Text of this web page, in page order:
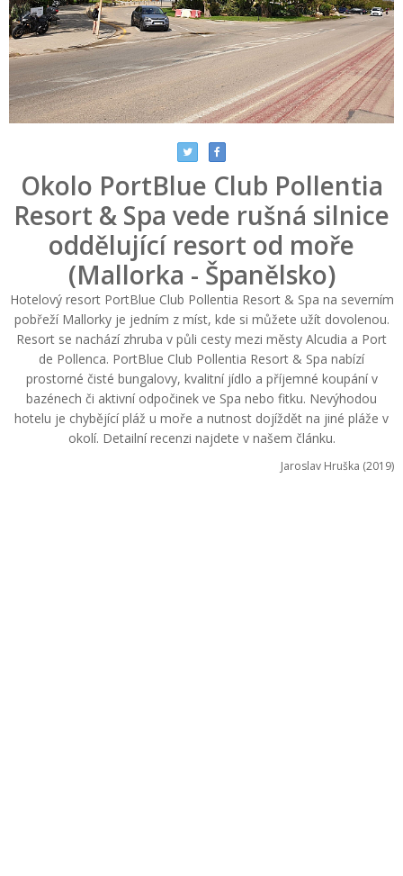
Okolo PortBlue Club Pollentia
Resort & Spa vede rušná silnice
oddělující resort od moře
(Mallorka - Španělsko)
Hotelový resort PortBlue Club Pollentia Resort & Spa na severním
pobřeží Mallorky je jedním z míst, kde si můžete užít dovolenou.
Resort se nachází zhruba v půli cesty mezi městy Alcudia a Port
de Pollenca. PortBlue Club Pollentia Resort & Spa nabízí
prostorné čisté bungalovy, kvalitní jídlo a příjemné koupání v
bazénech či aktivní odpočinek ve Spa nebo fitku. Nevýhodou
hotelu je chybějící pláž u moře a nutnost dojíždět na jiné pláže v
okolí. Detailní recenzi najdete v našem článku.
Jaroslav Hruška (2019)